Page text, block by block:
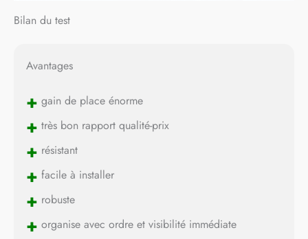
Bilan du test
Avantages
+ gain de place énorme
+ très bon rapport qualité-prix
+ résistant
+ facile à installer
+ robuste
+ organise avec ordre et visibilité immédiate